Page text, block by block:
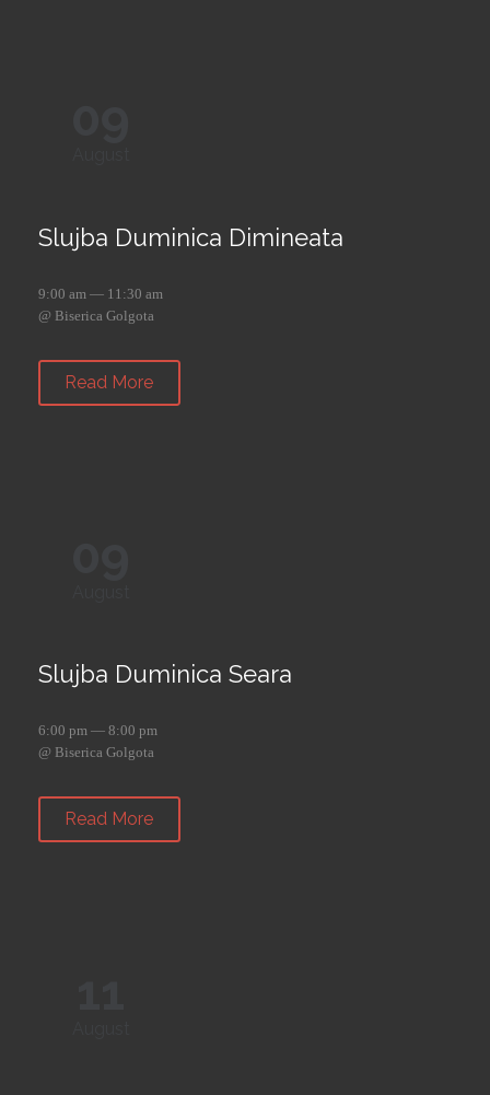
Slujba Duminica Dimineata
9:00 am — 11:30 am
@ Biserica Golgota
Read More
Slujba Duminica Seara
6:00 pm — 8:00 pm
@ Biserica Golgota
Read More